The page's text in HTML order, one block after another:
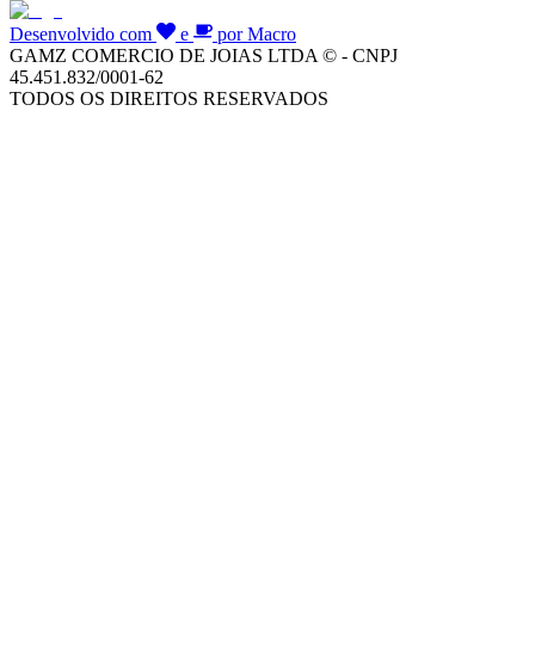
Desenvolvido com e
por Macro
GAMZ COMERCIO DE JOIAS LTDA © - CNPJ
45.451.832/0001-62
TODOS OS DIREITOS RESERVADOS